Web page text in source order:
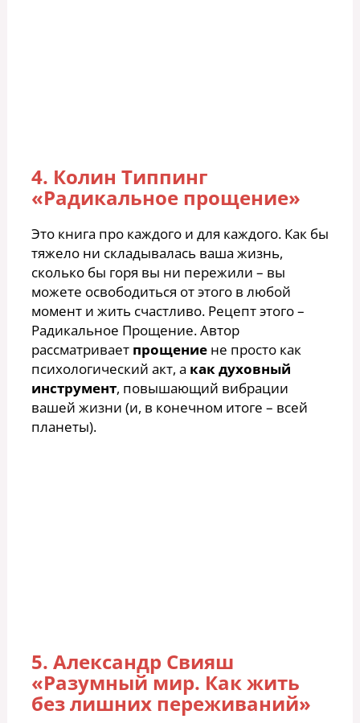
4. Колин Типпинг
«Радикальное прощение»
Это книга про каждого и для каждого. Как бы
тяжело ни складывалась ваша жизнь,
сколько бы горя вы ни пережили – вы
можете освободиться от этого в любой
момент и жить счастливо. Рецепт этого –
Радикальное Прощение. Автор
рассматривает прощениене просто как
психологический акт, а как духовный
инструмент, повышающий вибрации
вашей жизни (и, в конечном итоге – всей
планеты).
5. Александр Свияш
«Разумный мир. Как жить
без лишних переживаний»